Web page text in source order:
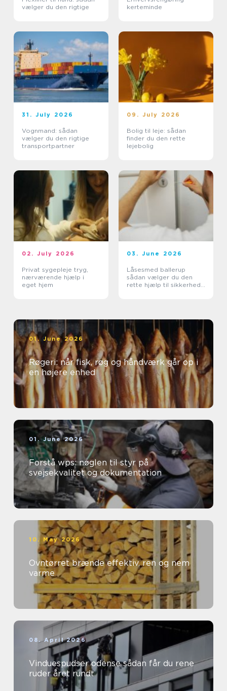
vælger du den rigtige
kerteminde
31. July 2026
Vognmand: sådan
vælger du den rigtige
transportpartner
09. July 2026
Bolig til leje: sådan
finder du den rette
lejebolig
02. July 2026
Privat sygepleje tryg,
nærværende hjælp i
eget hjem
03. June 2026
Låsesmed ballerup
sådan vælger du den
rette hjælp til sikkerhed
01. June 2026
Røgeri: når fisk, røg og håndværk går op i
en højere enhed
01. June 2026
Forstå wps: nøglen til styr på
svejsekvalitet og dokumentation
10. May 2026
Ovntørret brænde effektiv, ren og nem
varme
08. April 2026
Vinduespudser odense sådan får du rene
ruder året rundt